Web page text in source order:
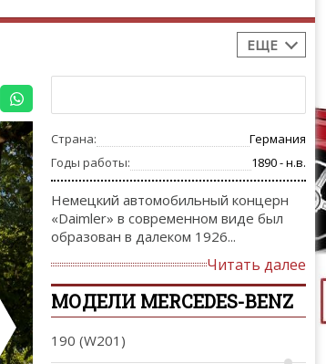
ЕЩЕ
Страна:
Германия
Годы работы:
1890 - н.в.
Немецкий автомобильный концерн
«Daimler» в современном виде был
образован в далеком 1926...
Читать далее
МОДЕЛИ MERCEDES-BENZ
190 (W201)